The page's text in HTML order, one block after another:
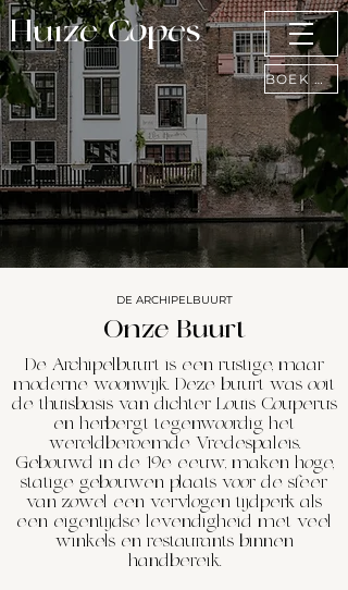
BOEK NU
Huize Copes
DE ARCHIPELBUURT
Onze Buurt
De Archipelbuurt is een rustige, maar
moderne woonwijk. Deze buurt was ooit
de thuisbasis van dichter Louis Couperus
en herbergt tegenwoordig het
wereldberoemde Vredespaleis.
Gebouwd in de 19e eeuw, maken hoge,
statige gebouwen plaats voor de sfeer
van zowel een vervlogen tijdperk als
een eigentijdse levendigheid met veel
winkels en restaurants binnen
handbereik.